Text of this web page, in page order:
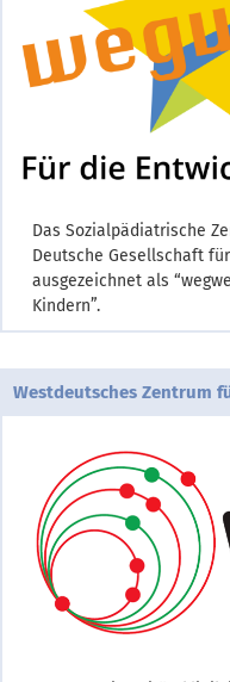
Das Sozialpädiatrische
Deutsche Gesellschaft
ausgezeichnet als
Kindern”.
Westdeutsches Zentrum